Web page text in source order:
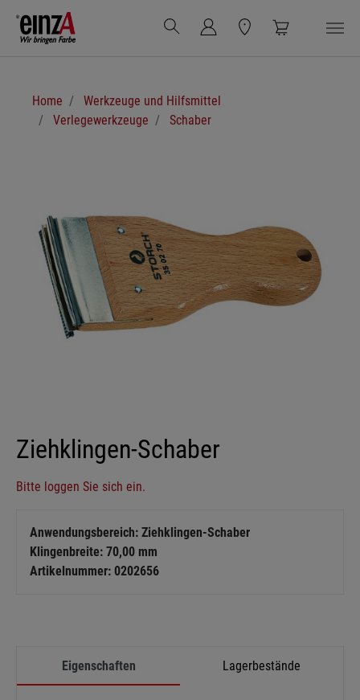
Zum Hauptinhalt springen
Home
Werkzeuge und Hilfsmittel
Verlegewerkzeuge
Schaber
Ziehklingen-Schaber
Bitte loggen Sie sich ein.
Anwendungsbereich: Ziehklingen-Schaber
Klingenbreite: 70,00 mm
Artikelnummer: 0202656
Eigenschaften Lagerbestände